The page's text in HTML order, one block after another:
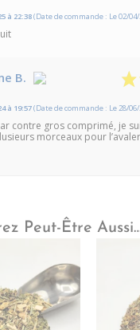
à 22:38(Date de commande : Le 02/04/
B.
à 19:57(Date de commande : Le 28/06/
contre gros comprimé, je
morceaux pour
Peut-Être